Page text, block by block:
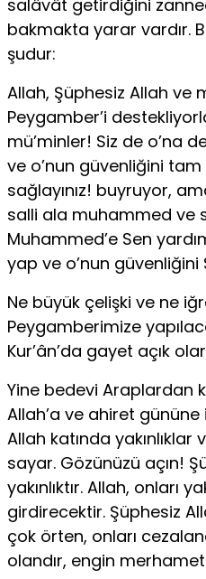
salâvât getirdiğini
bakmakta yarar vardır.
şudur:
Allah, Şüphesiz Allah ve
Peygamber’i
mü’minler! Siz de o’na
ve o’nun güvenliğini
sağlayınız! buyruyor,
salli ala muhammed ve
Muhammed’e Sen
yap ve o’nun
Ne büyük çelişki ve ne
Peygamberimize
Kur’ân’da gayet açık
Yine bedevi Araplardan
Allah’a ve ahiret gününe
Allah katında yakınlıklar
sayar. Gözünüzü açın!
yakınlıktır. Allah, onları
girdirecektir. Şüphesiz
çok örten, onları
olandır, engin